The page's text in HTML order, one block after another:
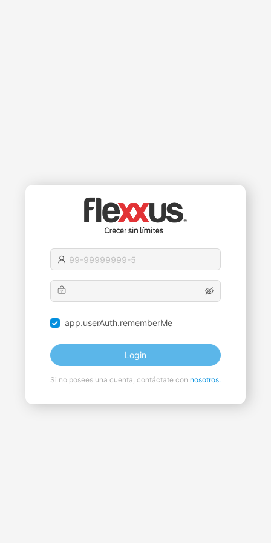
app.userAuth.rememberMe
Login
Si no posees una cuenta, contáctate con nosotros.